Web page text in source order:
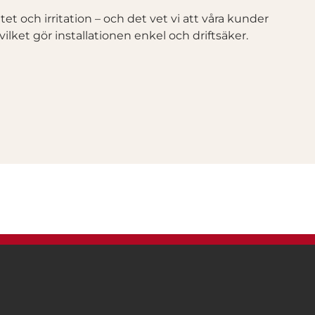
och irritation – och det vet vi att våra kunder
gör installationen enkel och driftsäker.